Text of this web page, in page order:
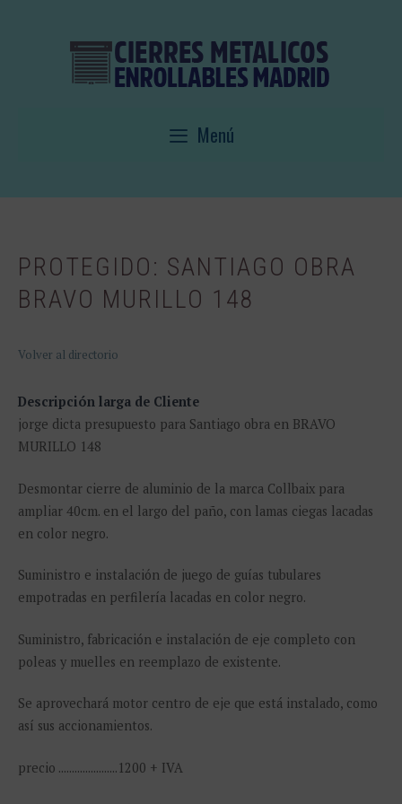
Menú
PROTEGIDO: SANTIAGO OBRA
BRAVO MURILLO 148
Volver al directorio
Descripción larga de Cliente
jorge dicta presupuesto para Santiago obra en BRAVO
MURILLO 148
Desmontar cierre de aluminio de la marca Collbaix para
ampliar 40cm. en el largo del paño, con lamas ciegas lacadas
en color negro.
Suministro e instalación de juego de guías tubulares
empotradas en perfilería lacadas en color negro.
Suministro, fabricación e instalación de eje completo con
poleas y muelles en reemplazo de existente.
Se aprovechará motor centro de eje que está instalado, como
así sus accionamientos.
precio ......................1200 + IVA